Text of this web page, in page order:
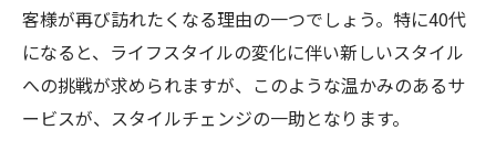
スタイルチェンジで得られる新たな視点
理容室での体験が生む自信と魅力
高崎市の理容室で40代が体験する心地よいスタ
イル
客様が再び訪れたくなる理由の一つでしょう。特に40代
になると、ライフスタイルの変化に伴い新しいスタイル
への挑戦が求められますが、このような温かみのあるサ
ービスが、スタイルチェンジの一助となります。